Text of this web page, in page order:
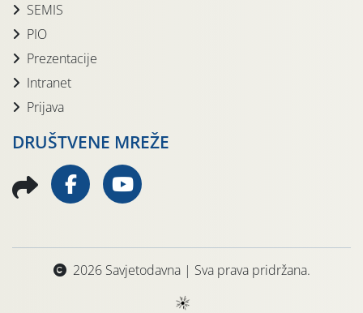
SEMIS
PIO
Prezentacije
Intranet
Prijava
DRUŠTVENE MREŽE
2026 Savjetodavna | Sva prava pridržana.